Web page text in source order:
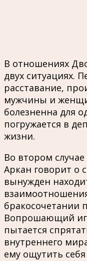
В отношениях
двух ситуациях.
расставание,
мужчины и
болезненна для
погружается в
жизни.
Во втором
Аркан говорит о
вынужден
бракосочетании
Вопрошающий
пытается
внутреннего
ему ощутить